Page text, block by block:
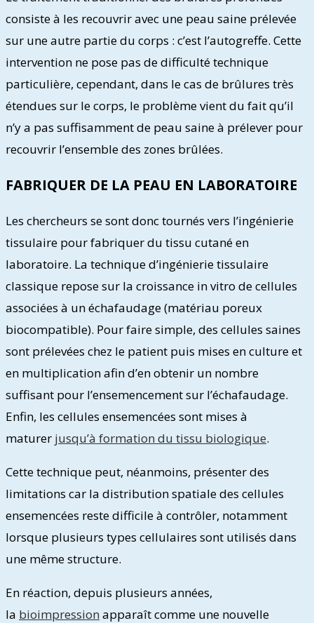
consiste à les recouvrir avec une peau saine prélevée
sur une autre partie du corps : c’est l’autogreffe. Cette
intervention ne pose pas de difficulté technique
particulière, cependant, dans le cas de brûlures très
étendues sur le corps, le problème vient du fait qu’il
n’y a pas suffisamment de peau saine à prélever pour
recouvrir l’ensemble des zones brûlées.
FABRIQUER DE LA PEAU EN LABORATOIRE
Les chercheurs se sont donc tournés vers l’ingénierie
tissulaire pour fabriquer du tissu cutané en
laboratoire. La technique d’ingénierie tissulaire
classique repose sur la croissance in vitro de cellules
associées à un échafaudage (matériau poreux
biocompatible). Pour faire simple, des cellules saines
sont prélevées chez le patient puis mises en culture et
en multiplication afin d’en obtenir un nombre
suffisant pour l’ensemencement sur l’échafaudage.
Enfin, les cellules ensemencées sont mises à
maturer jusqu’à formation du tissu biologique.
Cette technique peut, néanmoins, présenter des
limitations car la distribution spatiale des cellules
ensemencées reste difficile à contrôler, notamment
lorsque plusieurs types cellulaires sont utilisés dans
une même structure.
En réaction, depuis plusieurs années,
la bioimpression apparaît comme une nouvelle